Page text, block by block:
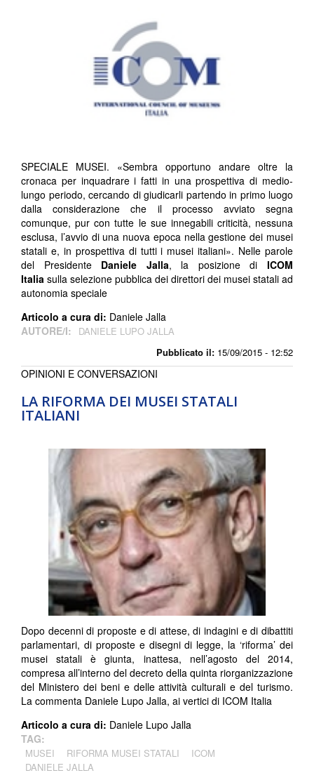
Pubblicato il: 15/09/2015 - 12:52
SPECIALE MUSEI. «Sembra opportuno andare oltre la
cronaca per inquadrare i fatti in una prospettiva di medio-
lungo periodo, cercando di giudicarli partendo in primo luogo
dalla considerazione che il processo avviato segna
comunque, pur con tutte le sue innegabili criticità, nessuna
esclusa, l’avvio di una nuova epoca nella gestione dei musei
statali e, in prospettiva di tutti i musei italiani». Nelle parole
del Presidente Daniele Jalla, la posizione diICOM
Italia sulla selezione pubblica dei direttori dei musei statali ad
autonomia speciale
Articolo a cura di: Daniele Jalla
AUTORE/I:
DANIELE LUPO JALLA
LA RIFORMA DEI MUSEI STATALI
ITALIANI
OPINIONI E CONVERSAZIONI
Dopo decenni di proposte e di attese, di indagini e di dibattiti
parlamentari, di proposte e disegni di legge, la ‘riforma’ dei
musei statali è giunta, inattesa, nell’agosto del 2014,
compresa all’interno del decreto della quinta riorganizzazione
del Ministero dei beni e delle attività culturali e del turismo.
La commenta Daniele Lupo Jalla, ai vertici di ICOM Italia
Articolo a cura di: Daniele Lupo Jalla
TAG:
MUSEI RIFORMA MUSEI STATALI
ICOM
DANIELE JALLA